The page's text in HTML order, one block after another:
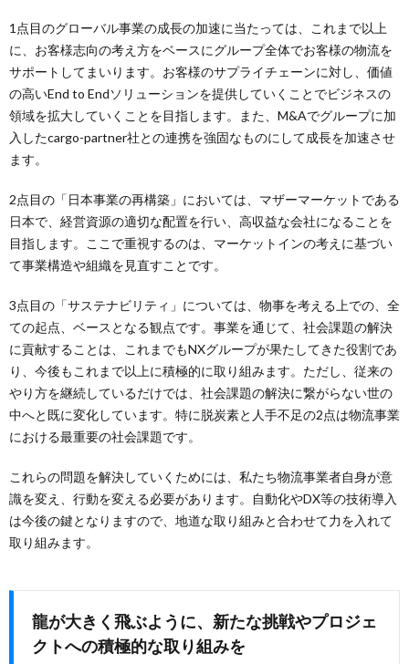
1点目のグローバル事業の成⻑の加速に当たっては、これまで以上
に、お客様志向の考え方をベースにグループ全体でお客様の物流を
サポートしてまいります。お客様のサプライチェーンに対し、価値
の高いEnd to Endソリューションを提供していくことでビジネスの
領域を拡大していくことを目指します。また、M&Aでグループに加
入したcargo-partner社との連携を強固なものにして成長を加速させ
ます。
2点目の「日本事業の再構築」においては、マザーマーケットである
日本で、経営資源の適切な配置を行い、高収益な会社になることを
目指します。ここで重視するのは、マーケットインの考えに基づい
て事業構造や組織を見直すことです。
3点目の「サステナビリティ」については、物事を考える上での、全
ての起点、ベースとなる観点です。事業を通じて、社会課題の解決
に貢献することは、これまでもNXグループが果たしてきた役割であ
り、今後もこれまで以上に積極的に取り組みます。ただし、従来の
やり方を継続しているだけでは、社会課題の解決に繋がらない世の
中へと既に変化しています。特に脱炭素と人手不足の2点は物流事業
における最重要の社会課題です。
これらの問題を解決していくためには、私たち物流事業者自身が意
識を変え、行動を変える必要があります。自動化やDX等の技術導入
は今後の鍵となりますので、地道な取り組みと合わせて力を入れて
取り組みます。
龍が大きく飛ぶように、新たな挑戦やプロジェ
クトへの積極的な取り組みを